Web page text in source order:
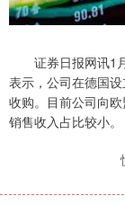
证券日报网讯1月
表示，公司在德国
收购。目前公司向
销售收入占比较小。